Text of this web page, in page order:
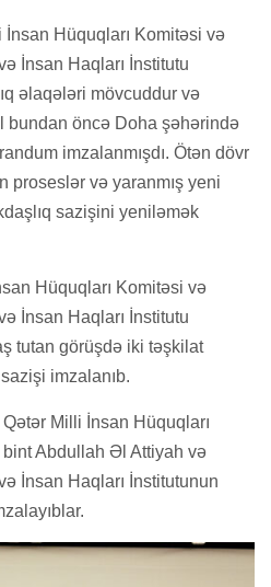
Hüquqları Komitəsi və
İnsan Haqları İnstitutu
əlaqələri mövcuddur və
bundan öncə Doha şəhərində
imzalanmışdı. Ötən dövr
proseslər və yaranmış yeni
sazişini yeniləmək
Hüquqları Komitəsi və
İnsan Haqları İnstitutu
tutan görüşdə iki təşkilat
imzalanıb.
Milli İnsan Hüquqları
Abdullah Əl Attiyah və
İnsan Haqları İnstitutunun